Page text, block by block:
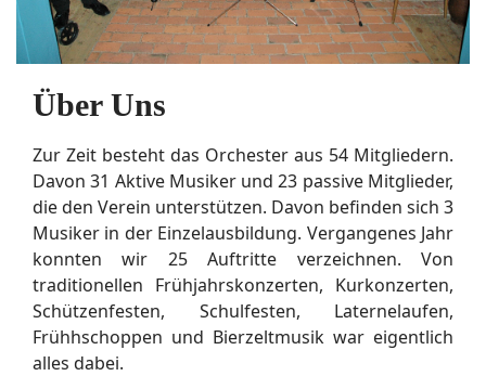
Über Uns
Zur Zeit besteht das Orchester aus 54 Mitgliedern.
Davon 31 Aktive Musiker und 23 passive Mitglieder,
die den Verein unterstützen. Davon befinden sich 3
Musiker in der Einzelausbildung. Vergangenes Jahr
konnten wir 25 Auftritte verzeichnen. Von
traditionellen Frühjahrskonzerten, Kurkonzerten,
Schützenfesten, Schulfesten, Laternelaufen,
Frühhschoppen und Bierzeltmusik war eigentlich
alles dabei.